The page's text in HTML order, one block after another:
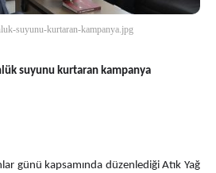
suyunu-kurtaran-kampanya.jpg
suyunu kurtaran kampanya
günü kapsamında düzenlediği Atık Yağ